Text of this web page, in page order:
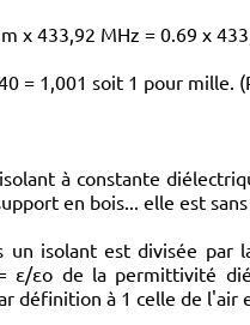
x 433,92 MHz = 0.69 x
= 1,001 soit 1 pour mille.
à constante
en bois... elle est
un isolant est divisée
ε/εo de la permittivité
définition à 1 celle de l'air